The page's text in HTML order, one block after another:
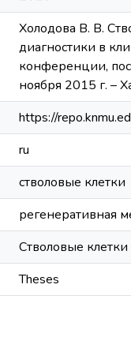
Холодова В. В.
диагностики в
конференции,
ноября 2015 г. –
https://
ru
стволовые клетки
регенеративная
Стволовые
Theses